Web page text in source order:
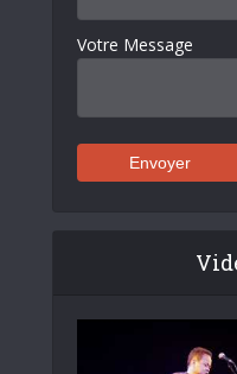
Votre Message